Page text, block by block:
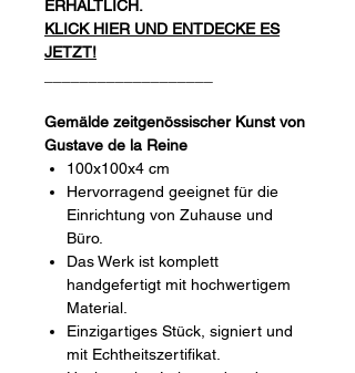
ERHÄLTLICH.
KLICK HIER UND ENTDECKE ES
JETZT!
Gemälde zeitgenössischer Kunst von
Gustave de la Reine
100x100x4 cm
Hervorragend geeignet für die
Einrichtung von Zuhause und
Büro.
Das Werk ist komplett
handgefertigt mit hochwertigem
Material.
Einzigartiges Stück, signiert und
mit Echtheitszertifikat.